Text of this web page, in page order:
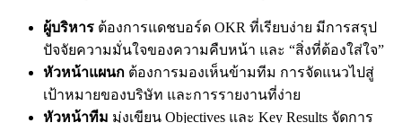
ผู้บริหาร ต้องการแดชบอร์ด OKR ที่เรียบง่าย มีการสรุป
ปัจจัยความมั่นใจของความคืบหน้า และ “สิ่งที่ต้องใส่ใจ”
หัวหน้าแผนก ต้องการมองเห็นข้ามทีม การจัดแนวไปสู่
เป้าหมายของบริษัท และการรายงานที่ง่าย
หัวหน้าทีม มุ่งเขียน Objectives และ Key Results จัดการ